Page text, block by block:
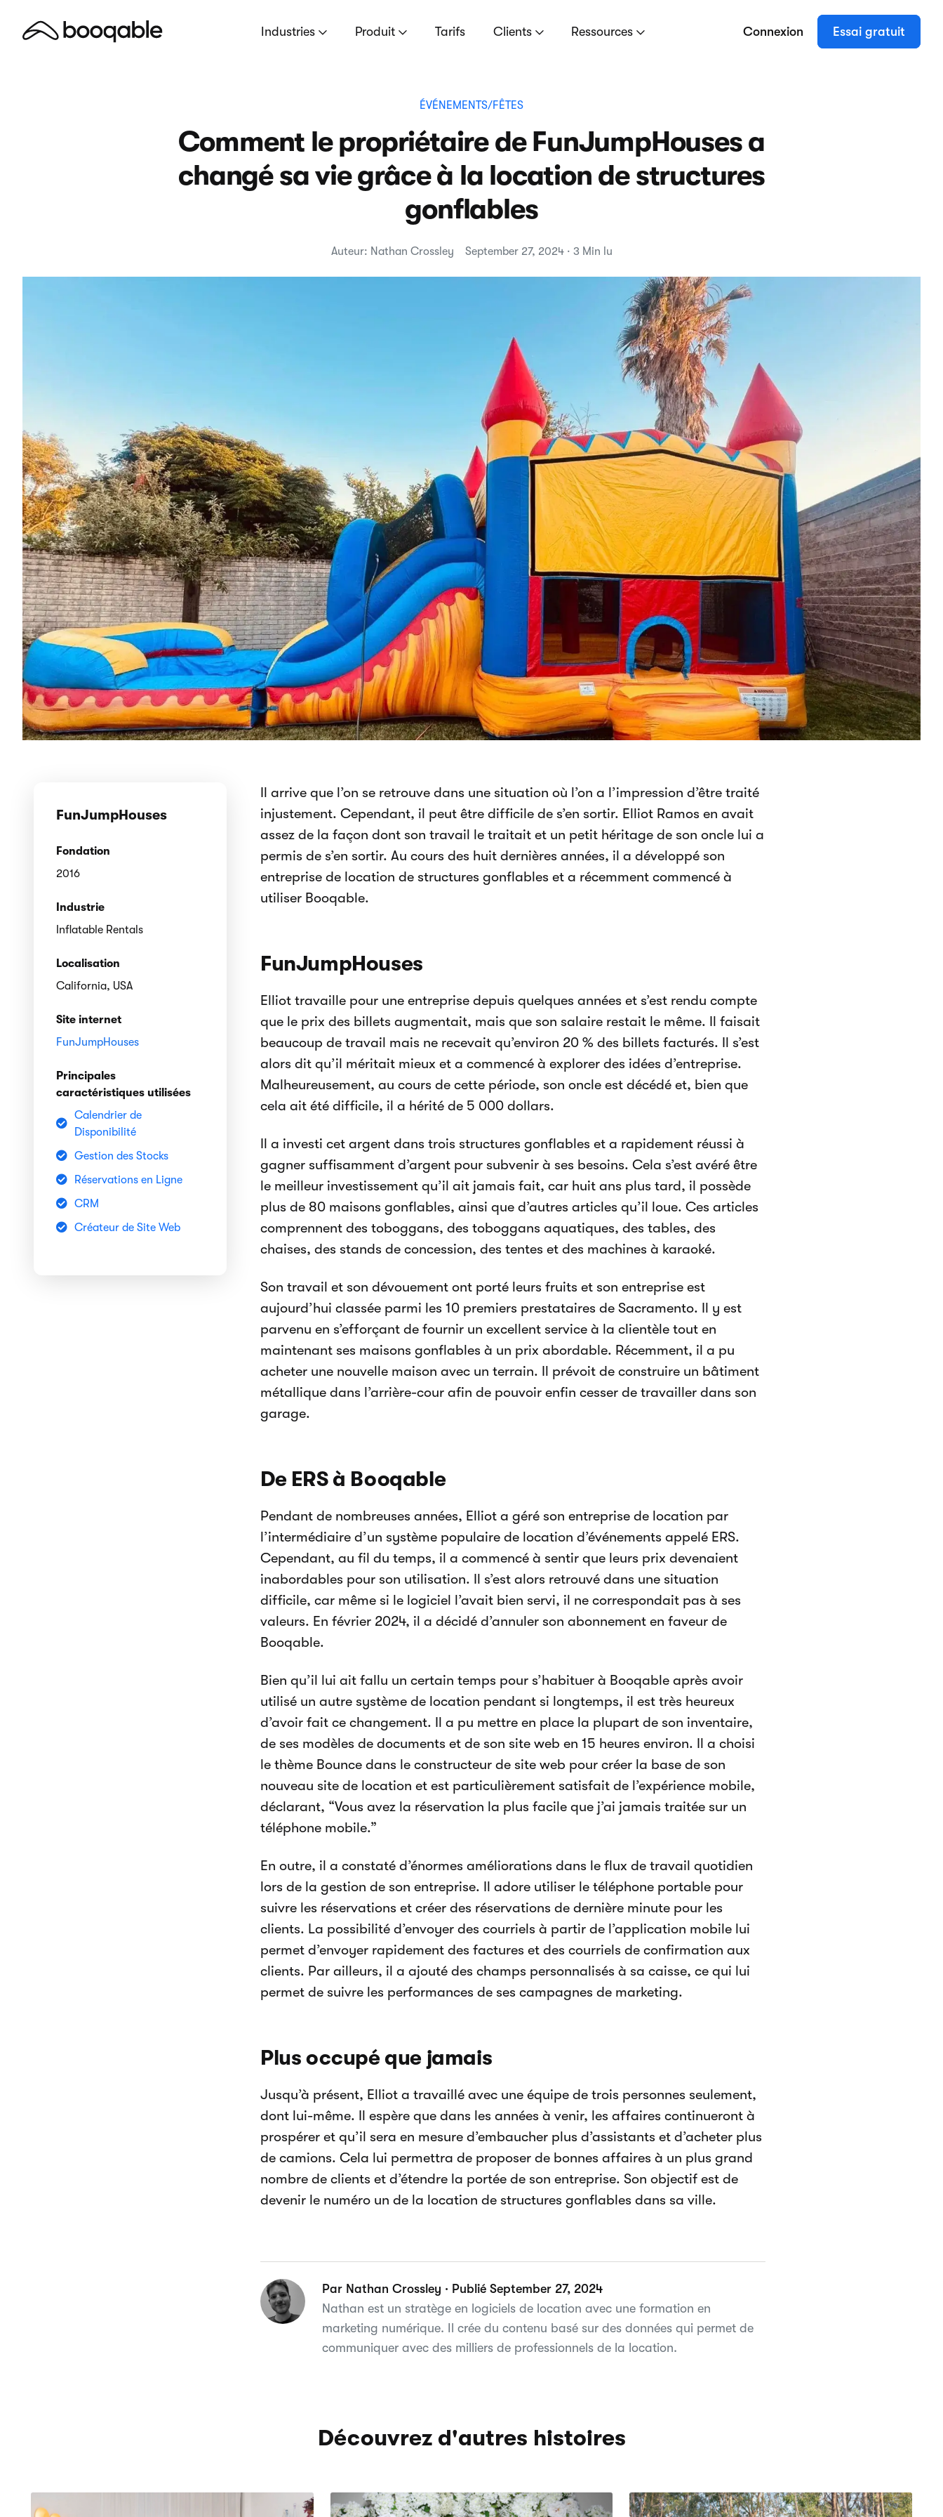
Industries Produit Tarifs Clients Ressources Connexion Essai gratuit
ÉVÉNEMENTS/FÊTES
Comment le propriétaire de FunJumpHouses a
changé sa vie grâce à la location de structures
gonflables
Auteur: Nathan Crossley September 27, 2024 · 3 Min lu
FunJumpHouses
Fondation
2016
Industrie
Inflatable Rentals
Localisation
California, USA
Site internet
FunJumpHouses
Principales
caractéristiques utilisées
Calendrier de
Disponibilité
Gestion des Stocks
Réservations en Ligne
CRM
Créateur de Site Web
Il arrive que l’on se retrouve dans une situation où l’on a l’impression d’être traité
injustement. Cependant, il peut être difficile de s’en sortir. Elliot Ramos en avait
assez de la façon dont son travail le traitait et un petit héritage de son oncle lui a
permis de s’en sortir. Au cours des huit dernières années, il a développé son
entreprise de location de structures gonflables et a récemment commencé à
utiliser Booqable.
FunJumpHouses
Elliot travaille pour une entreprise depuis quelques années et s’est rendu compte
que le prix des billets augmentait, mais que son salaire restait le même. Il faisait
beaucoup de travail mais ne recevait qu’environ 20 % des billets facturés. Il s’est
alors dit qu’il méritait mieux et a commencé à explorer des idées d’entreprise.
Malheureusement, au cours de cette période, son oncle est décédé et, bien que
cela ait été difficile, il a hérité de 5 000 dollars.
Il a investi cet argent dans trois structures gonflables et a rapidement réussi à
gagner suffisamment d’argent pour subvenir à ses besoins. Cela s’est avéré être
le meilleur investissement qu’il ait jamais fait, car huit ans plus tard, il possède
plus de 80 maisons gonflables, ainsi que d’autres articles qu’il loue. Ces articles
comprennent des toboggans, des toboggans aquatiques, des tables, des
chaises, des stands de concession, des tentes et des machines à karaoké.
Son travail et son dévouement ont porté leurs fruits et son entreprise est
aujourd’hui classée parmi les 10 premiers prestataires de Sacramento. Il y est
parvenu en s’efforçant de fournir un excellent service à la clientèle tout en
maintenant ses maisons gonflables à un prix abordable. Récemment, il a pu
acheter une nouvelle maison avec un terrain. Il prévoit de construire un bâtiment
métallique dans l’arrière-cour afin de pouvoir enfin cesser de travailler dans son
garage.
De ERS à Booqable
Pendant de nombreuses années, Elliot a géré son entreprise de location par
l’intermédiaire d’un système populaire de location d’événements appelé ERS.
Cependant, au fil du temps, il a commencé à sentir que leurs prix devenaient
inabordables pour son utilisation. Il s’est alors retrouvé dans une situation
difficile, car même si le logiciel l’avait bien servi, il ne correspondait pas à ses
valeurs. En février 2024, il a décidé d’annuler son abonnement en faveur de
Booqable.
Bien qu’il lui ait fallu un certain temps pour s’habituer à Booqable après avoir
utilisé un autre système de location pendant si longtemps, il est très heureux
d’avoir fait ce changement. Il a pu mettre en place la plupart de son inventaire,
de ses modèles de documents et de son site web en 15 heures environ. Il a choisi
le thème Bounce dans le constructeur de site web pour créer la base de son
nouveau site de location et est particulièrement satisfait de l’expérience mobile,
déclarant, “Vous avez la réservation la plus facile que j’ai jamais traitée sur un
téléphone mobile.”
En outre, il a constaté d’énormes améliorations dans le flux de travail quotidien
lors de la gestion de son entreprise. Il adore utiliser le téléphone portable pour
suivre les réservations et créer des réservations de dernière minute pour les
clients. La possibilité d’envoyer des courriels à partir de l’application mobile lui
permet d’envoyer rapidement des factures et des courriels de confirmation aux
clients. Par ailleurs, il a ajouté des champs personnalisés à sa caisse, ce qui lui
permet de suivre les performances de ses campagnes de marketing.
Plus occupé que jamais
Jusqu’à présent, Elliot a travaillé avec une équipe de trois personnes seulement,
dont lui-même. Il espère que dans les années à venir, les affaires continueront à
prospérer et qu’il sera en mesure d’embaucher plus d’assistants et d’acheter plus
de camions. Cela lui permettra de proposer de bonnes affaires à un plus grand
nombre de clients et d’étendre la portée de son entreprise. Son objectif est de
devenir le numéro un de la location de structures gonflables dans sa ville.
Par Nathan Crossley · Publié September 27, 2024
Nathan est un stratège en logiciels de location avec une formation en
marketing numérique. Il crée du contenu basé sur des données qui permet de
communiquer avec des milliers de professionnels de la location.
Découvrez d'autres histoires